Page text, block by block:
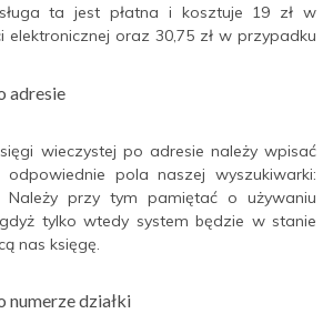
ta jest płatna i kosztuje 19 zł w
elektronicznej oraz 30,75 zł w przypadku
adresie
wieczystej po adresie należy wpisać
pola naszej wyszukiwarki:
. Należy przy tym pamiętać o używaniu
tylko wtedy system będzie w stanie
nas księgę.
numerze działki